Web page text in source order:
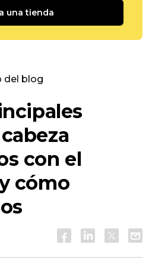
una tienda
del blog
con el
cómo